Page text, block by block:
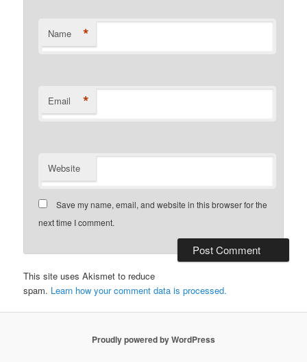
Name *
Email *
Website
Save my name, email, and website in this browser for the
next time I comment.
This site uses Akismet to reduce
spam. Learn how your comment data is processed.
Proudly powered by WordPress